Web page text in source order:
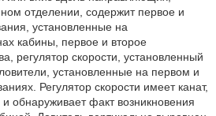
отделении, содержит первое и
установленные на
кабины, первое и второе
регулятор скорости, установленный
установленные на первом и
Регулятор скорости имеет канат,
обнаруживает факт возникновения